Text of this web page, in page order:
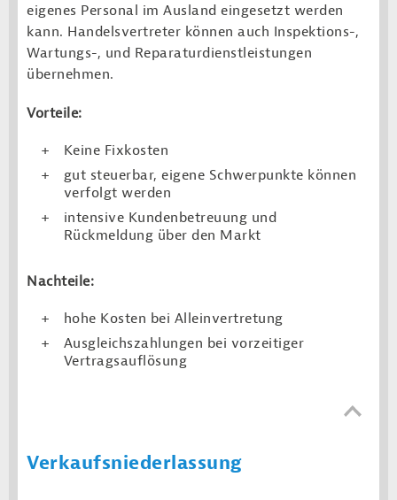
eigenes Personal im Ausland eingesetzt werden
kann. Handelsvertreter können auch Inspektions-,
Wartungs-, und Reparaturdienstleistungen
übernehmen.
Vorteile:
Keine Fixkosten
gut steuerbar, eigene Schwerpunkte können
verfolgt werden
intensive Kundenbetreuung und
Rückmeldung über den Markt
Nachteile:
hohe Kosten bei Alleinvertretung
Ausgleichszahlungen bei vorzeitiger
Vertragsauflösung
Verkaufs­niederlassung